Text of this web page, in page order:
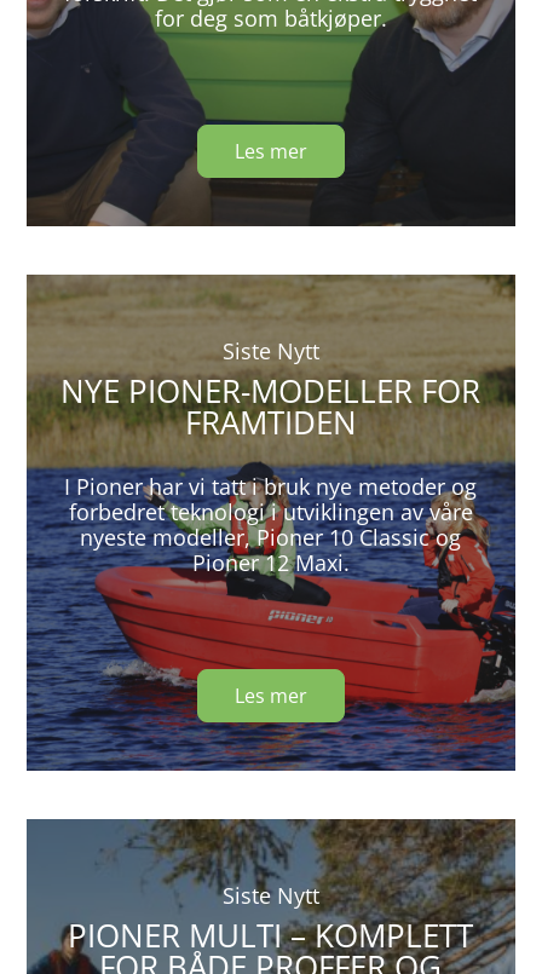
for deg som båtkjøper.
Les mer
Siste Nytt
NYE PIONER-MODELLER FOR
FRAMTIDEN
I Pioner har vi tatt i bruk nye metoder og
forbedret teknologi i utviklingen av våre
nyeste modeller, Pioner 10 Classic og
Pioner 12 Maxi.
Les mer
Siste Nytt
PIONER MULTI – KOMPLETT